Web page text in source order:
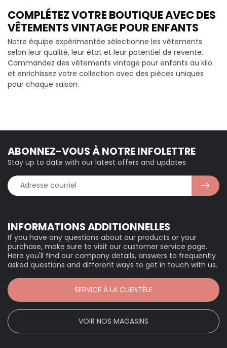
COMPLÉTEZ VOTRE BOUTIQUE AVEC DES
VÊTEMENTS VINTAGE POUR ENFANTS
Notre équipe expérimentée sélectionne les vêtements
selon leur qualité, leur état et leur potentiel de revente.
Commandez des vêtements vintage pour enfants au kilo
et enrichissez votre collection avec des pièces uniques
pour chaque saison.
INFORMATIONS ADDITIONNELLES
If you have any questions about our products or your
purchase, make sure to visit our customer service page.
Here you'll find our company details, answers to frequently
asked questions and different ways to get in touch with us.
SERVICE À LA CLIENTÈLE
VOIR NOS MAGASINS
ABONNEZ-VOUS À NOTRE INFOLETTRE
Stay up to date with our latest offers and updates